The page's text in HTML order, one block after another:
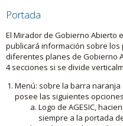
Portada
El Mirador de Gobierno Abierto
publicará información sobre
diferentes planes de Gobierno
4 secciones si se divide
Menú: sobre la barra
posee las siguientes
Logo de AGESIC,
siempre a la portada